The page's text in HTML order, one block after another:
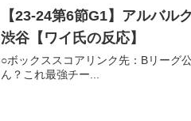
【23-24第6節G1】アルバル
渋谷【ワイ氏の反応】
○ボックススコアリンク先：Bリーグ
ん？これ最強チー...